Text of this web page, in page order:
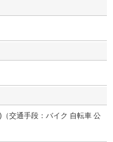
交通手段：バイク 自転車 公